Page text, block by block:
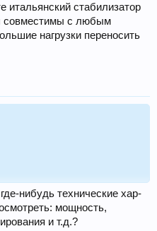
итальянский стабилизатор
совместимы с любым
нагрузки переносить
нибудь технические хар-
мощность,
и т.д.?